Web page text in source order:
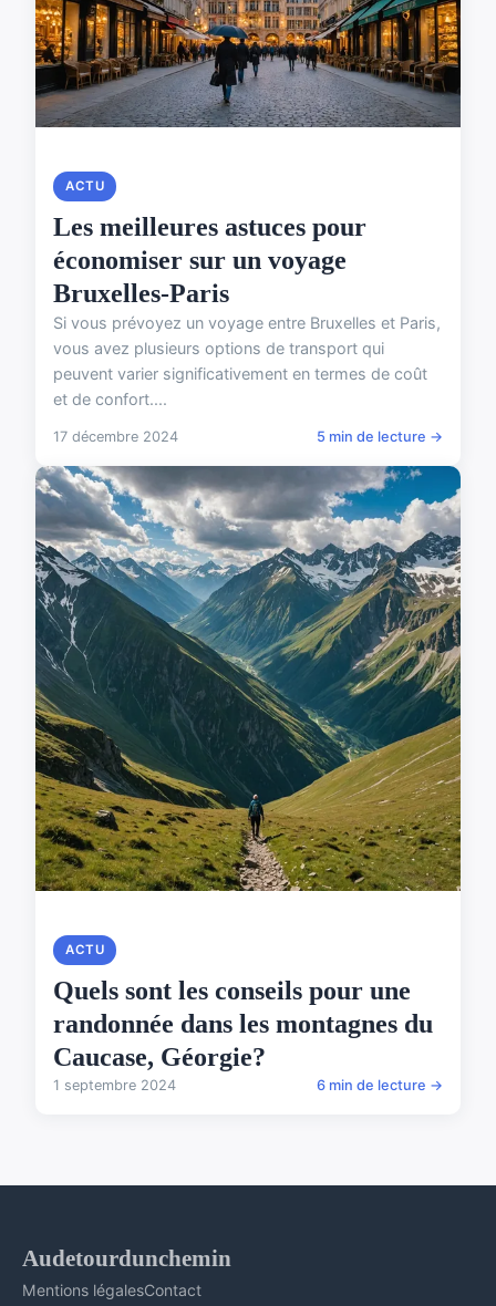
ACTU
Les meilleures astuces pour
économiser sur un voyage
Bruxelles-Paris
Si vous prévoyez un voyage entre Bruxelles et Paris,
vous avez plusieurs options de transport qui
peuvent varier significativement en termes de coût
et de confort....
17 décembre 2024 5 min de lecture →
ACTU
Quels sont les conseils pour une
randonnée dans les montagnes du
Caucase, Géorgie?
1 septembre 2024 6 min de lecture →
Audetourdunchemin
Mentions légalesContact